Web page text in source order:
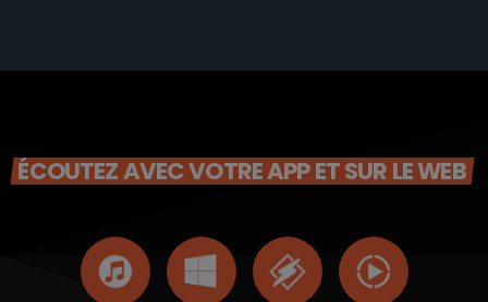
ÉCOUTEZ AVEC VOTRE APP ET SUR LE WEB